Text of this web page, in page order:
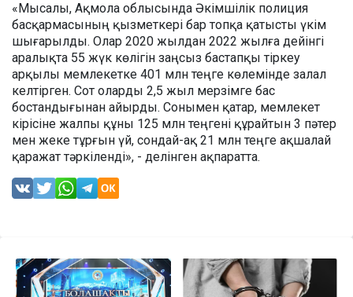
«Мысалы, Ақмола облысында Әкімшілік полиция
басқармасының қызметкері бар топқа қатысты үкім
шығарылды. Олар 2020 жылдан 2022 жылға дейінгі
аралықта 55 жүк көлігін заңсыз бастапқы тіркеу
арқылы мемлекетке 401 млн теңге көлемінде залал
келтірген. Сот оларды 2,5 жыл мерзімге бас
бостандығынан айырды. Сонымен қатар, мемлекет
кірісіне жалпы құны 125 млн теңгені құрайтын 3 пәтер
мен жеке тұрғын үй, сондай-ақ 21 млн теңге ақшалай
қаражат тәркіленді», - делінген ақпаратта.